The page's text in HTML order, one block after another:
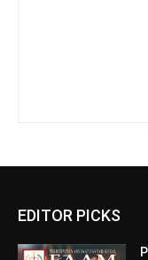
EDITOR PICKS